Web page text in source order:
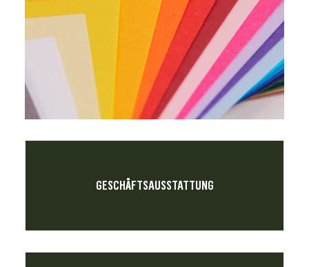
GESCHÄFTSAUSSTATTUNG